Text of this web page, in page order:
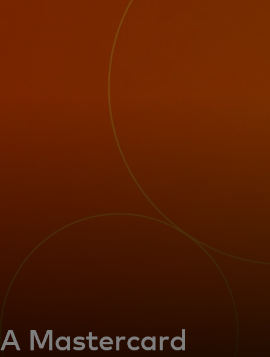
Vállalkozásoknak
Innovátoroknak
Hírek és trendek
A Mastercard